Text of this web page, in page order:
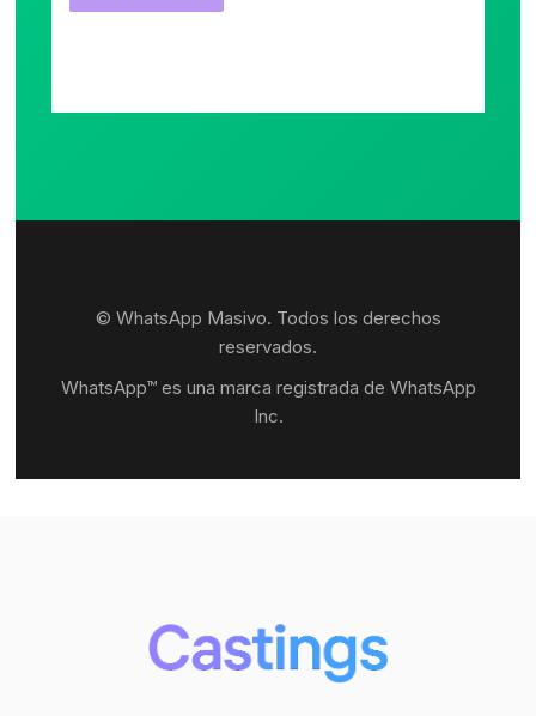
© WhatsApp Masivo. Todos los derechos
reservados.
WhatsApp™ es una marca registrada de WhatsApp
Inc.